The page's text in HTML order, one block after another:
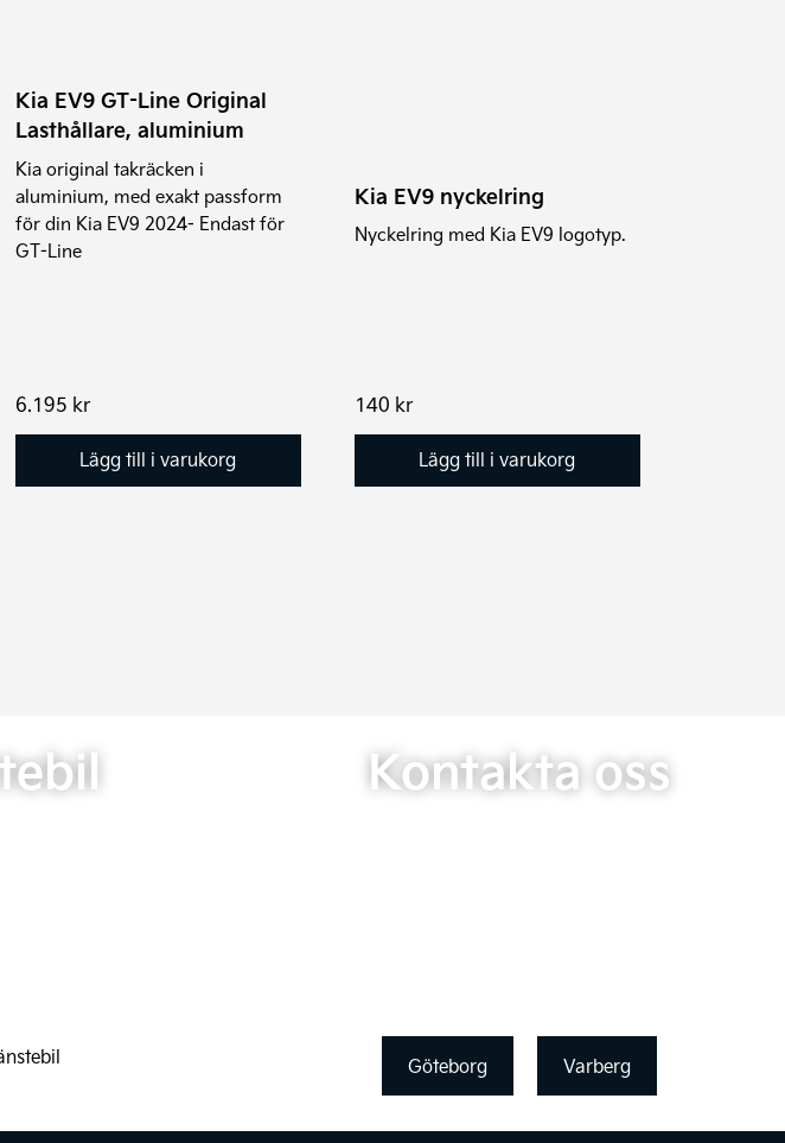
Kia EV9 GT-Line Original
Lasthållare, aluminium
Kia original takräcken i
aluminium, med exakt passform
för din Kia EV9 2024- Endast för
GT-Line
6.195 kr
Lägg till i varukorg
Kia EV9 nyckelring
Nyckelring med Kia EV9 logotyp.
140 kr
Lägg till i varukorg
Kontakta oss
Göteborg Varberg